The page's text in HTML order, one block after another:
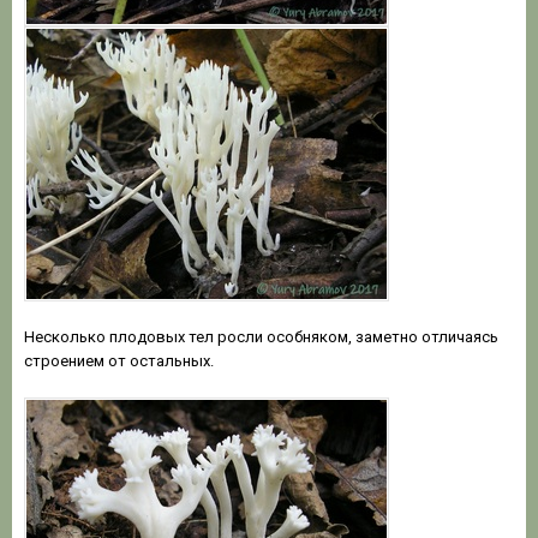
Несколько плодовых тел росли особняком, заметно отличаясь
строением от остальных.